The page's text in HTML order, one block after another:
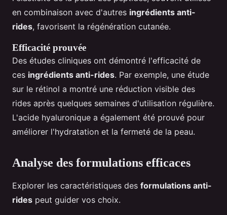
en combinaison avec d'autres ingrédients anti-
rides, favorisent la régénération cutanée.
Efficacité prouvée
Des études cliniques ont démontré l'efficacité de
ces ingrédients anti-rides. Par exemple, une étude
sur le rétinol a montré une réduction visible des
rides après quelques semaines d'utilisation régulière.
L'acide hyaluronique a également été prouvé pour
améliorer l'hydratation et la fermeté de la peau.
Analyse des formulations efficaces
Explorer les caractéristiques des formulations anti-
rides peut guider vos choix.